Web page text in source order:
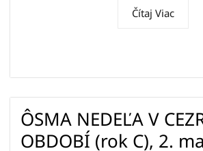
Čítaj Viac
ÔSMA NEDEĽA V
OBDOBÍ (rok C), 2.